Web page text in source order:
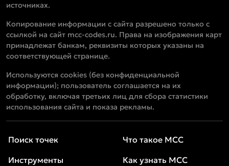
источниках.
Копирование информации с сайта разрешено только с
ссылкой на сайт mcc-codes.ru. Права на изображения карт
принадлежат банкам, реквизиты которых указаны на
соответствующей странице.
Используются cookies (без конфиденциальной
информации); пользователь соглашается на их
обработку, включая третьих лиц для сбора статистики
использования сайта и показа рекламы.
Поиск точек
Инструменты
Что такое MCC
Как узнать MCC